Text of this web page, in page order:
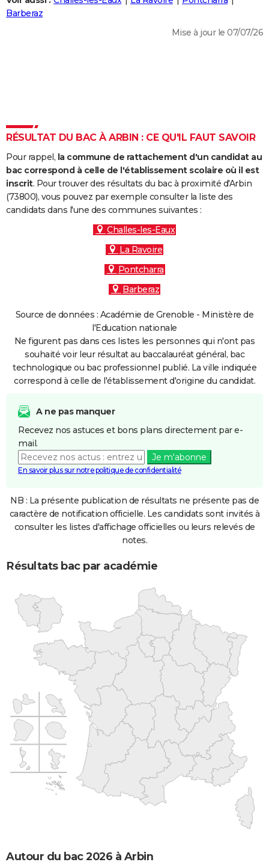
Destinations
City break
Voyage nature
Voyage de noces
Forum
Climat
+
PHOTO
Dictionnaire
Biographies
Citations
Expressions
Proverbes
PROGRAMME TV
COPAINS D'AVANT
S'inscrire
Se connecter
Lycées
Collèges
Primaires
Universités
Entreprises
Service militaire
Avis de recherche
AVIS DE DÉCÈS
FORUM
Barberaz
Mise à jour le 07/07/26
RÉSULTAT DU BAC À ARBIN : CE QU'IL FAUT SAVOIR
Pour rappel, la commune de rattachement d'un candidat au
bac correspond à celle de l'établissement scolaire où il est
inscrit. Pour trouver des résultats du bac à proximité d'Arbin
(73800), vous pouvez par exemple consulter la liste des
candidats dans l'une des communes suivantes :
Challes-les-Eaux
La Ravoire
Pontcharra
Barberaz
Source de données : Académie de Grenoble - Ministère de
l'Education nationale
Ne figurent pas dans ces listes les personnes qui n'ont pas
souhaité voir leur résultat au baccalauréat général, bac
technologique ou bac professionnel publié. La ville indiquée
correspond à celle de l'établissement d'origine du candidat.
A ne pas manquer
Recevez nos astuces et bons plans directement par e-
mail.
Je m'abonne
En savoir plus sur notre politique de confidentialité
NB : La présente publication de résultats ne présente pas de
caractère de notification officielle. Les candidats sont invités à
consulter les listes d'affichage officielles ou leurs relevés de
notes.
Résultats bac par académie
Autour du bac 2026 à Arbin